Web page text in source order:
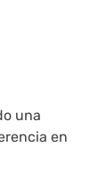
una
en